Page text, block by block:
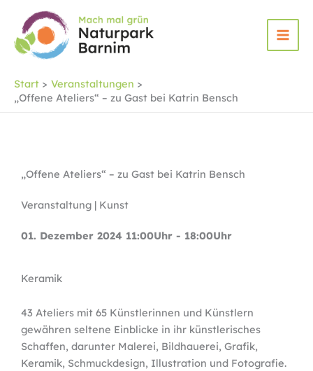
Inhalt
springen
Start
Veranstaltungen
„Offene Ateliers“ – zu Gast bei Katrin Bensch
„Offene Ateliers“ – zu Gast bei Katrin Bensch
Veranstaltung | Kunst
01. Dezember 2024 11:00Uhr - 18:00Uhr
Keramik
43 Ateliers mit 65 Künstlerinnen und Künstlern
gewähren seltene Einblicke in ihr künstlerisches
Schaffen, darunter Malerei, Bildhauerei, Grafik,
Keramik, Schmuckdesign, Illustration und Fotografie.